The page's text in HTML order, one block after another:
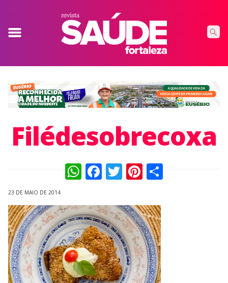
Filédesobrecoxa
WhatsApp
Facebook
TwitterPinterest
23 DE MAIO DE 2014